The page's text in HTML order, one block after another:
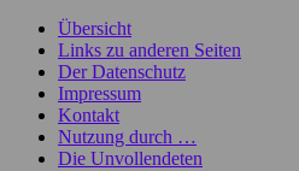
Übersicht
Links zu anderen Seiten
Der Datenschutz
Impressum
Kontakt
Nutzung durch …
Die Unvollendeten